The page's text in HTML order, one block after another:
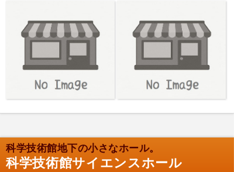
科学技術館地下の小さなホール。
科学技術館サイエンスホール